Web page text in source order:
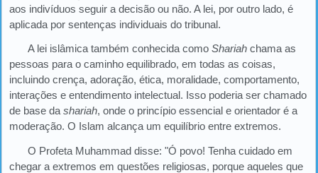
aos indivíduos seguir a decisão ou não. A lei, por outro lado, é
aplicada por sentenças individuais do tribunal.
A lei islâmica também conhecida como Shariah chama as
pessoas para o caminho equilibrado, em todas as coisas,
incluindo crença, adoração, ética, moralidade, comportamento,
interações e entendimento intelectual. Isso poderia ser chamado
de base da shariah, onde o princípio essencial e orientador é a
moderação. O Islam alcança um equilíbrio entre extremos.
O Profeta Muhammad disse: "Ó povo! Tenha cuidado em
chegar a extremos em questões religiosas, porque aqueles que